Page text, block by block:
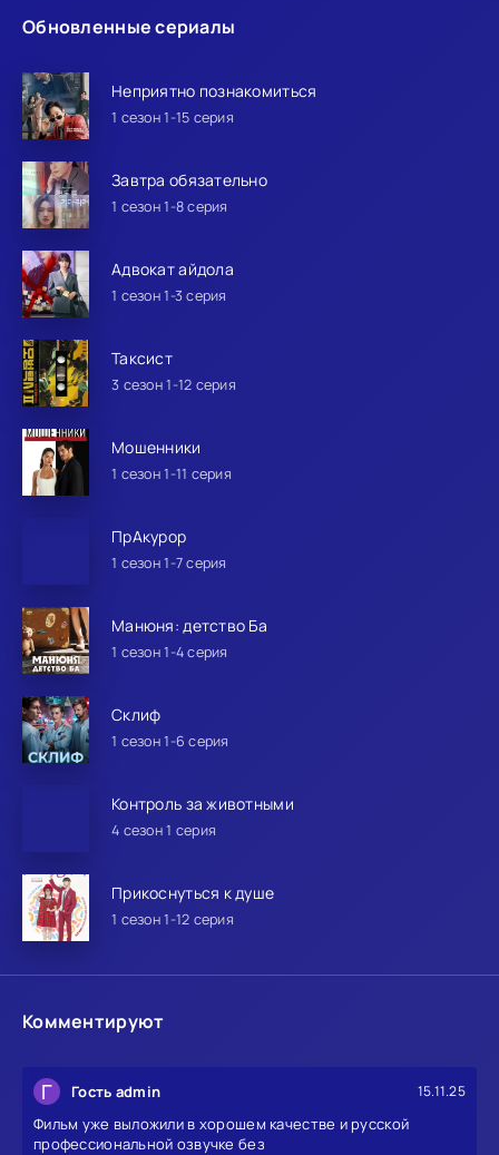
Обновленные сериалы
Неприятно познакомиться
1 сезон 1-15 серия
Завтра обязательно
1 сезон 1-8 серия
Адвокат айдола
1 сезон 1-3 серия
Таксист
3 сезон 1-12 серия
Мошенники
1 сезон 1-11 серия
ПрАкурор
1 сезон 1-7 серия
Манюня: детство Ба
1 сезон 1-4 серия
Склиф
1 сезон 1-6 серия
Контроль за животными
4 сезон 1 серия
Прикоснуться к душе
1 сезон 1-12 серия
Комментируют
Г Гость admin 15.11.25
Фильм уже выложили в хорошем качестве и русской
профессиональной озвучке без